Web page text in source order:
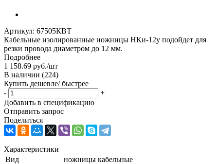
Артикул: 67505КВТ
Кабельные изолированные ножницы НКи-12у подойдет для
резки провода диаметром до 12 мм.
Подробнее
1 158.69 руб./шт
В наличии (224)
Купить дешевле/ быстрее
-
+
Добавить в спецификацию
Отправить запрос
Поделиться
Характеристики
Вид
ножницы кабельные